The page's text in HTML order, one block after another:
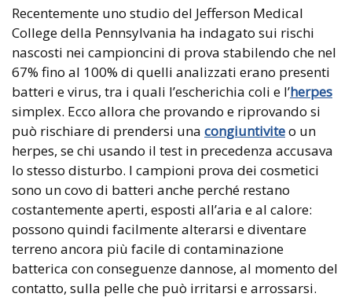
Recentemente uno studio del Jefferson Medical
College della Pennsylvania ha indagato sui rischi
nascosti nei campioncini di prova stabilendo che nel
67% fino al 100% di quelli analizzati erano presenti
batteri e virus, tra i quali l’escherichia coli e l’herpes
simplex. Ecco allora che provando e riprovando si
può rischiare di prendersi una congiuntiviteo un
herpes, se chi usando il test in precedenza accusava
lo stesso disturbo. I campioni prova dei cosmetici
sono un covo di batteri anche perché restano
costantemente aperti, esposti all’aria e al calore:
possono quindi facilmente alterarsi e diventare
terreno ancora più facile di contaminazione
batterica con conseguenze dannose, al momento del
contatto, sulla pelle che può irritarsi e arrossarsi.